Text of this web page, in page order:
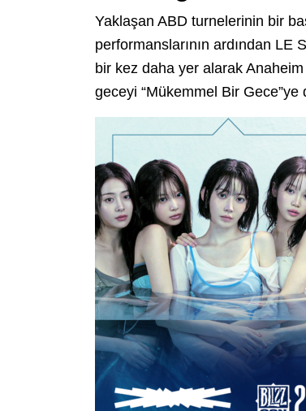
Yaklaşan ABD turnelerinin bir
performanslarının ardından
bir kez daha yer alarak
geceyi “Mükemmel Bir Gece”ye